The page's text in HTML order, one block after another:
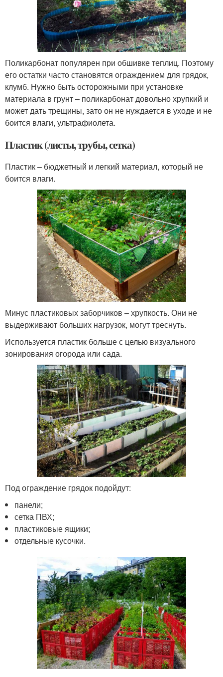
Поликарбонат популярен при обшивке теплиц. Поэтому
его остатки часто становятся ограждением для грядок,
клумб. Нужно быть осторожными при установке
материала в грунт – поликарбонат довольно хрупкий и
может дать трещины, зато он не нуждается в уходе и не
боится влаги, ультрафиолета.
Пластик (листы, трубы, сетка)
Пластик – бюджетный и легкий материал, который не
боится влаги.
Минус пластиковых заборчиков – хрупкость. Они не
выдерживают больших нагрузок, могут треснуть.
Используется пластик больше с целью визуального
зонирования огорода или сада.
Под ограждение грядок подойдут:
панели;
сетка ПВХ;
пластиковые ящики;
отдельные кусочки.